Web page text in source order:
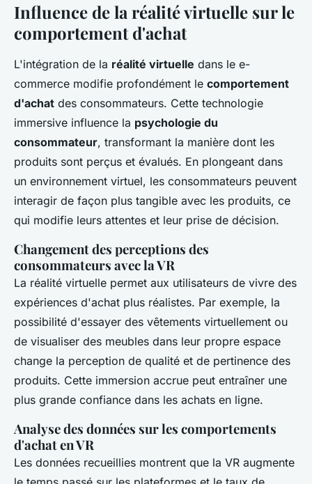
Influence de la réalité virtuelle sur le
comportement d'achat
L'intégration de la réalité virtuelle dans le e-
commerce modifie profondément le comportement
d'achat des consommateurs. Cette technologie
immersive influence la psychologie du
consommateur, transformant la manière dont les
produits sont perçus et évalués. En plongeant dans
un environnement virtuel, les consommateurs peuvent
interagir de façon plus tangible avec les produits, ce
qui modifie leurs attentes et leur prise de décision.
Changement des perceptions des
consommateurs avec la VR
La réalité virtuelle permet aux utilisateurs de vivre des
expériences d'achat plus réalistes. Par exemple, la
possibilité d'essayer des vêtements virtuellement ou
de visualiser des meubles dans leur propre espace
change la perception de qualité et de pertinence des
produits. Cette immersion accrue peut entraîner une
plus grande confiance dans les achats en ligne.
Analyse des données sur les comportements
d'achat en VR
Les données recueillies montrent que la VR augmente